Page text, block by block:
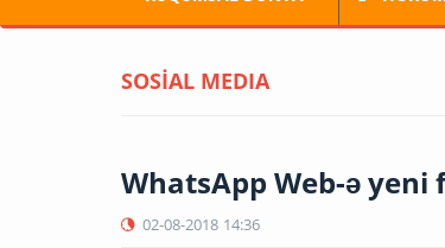
SOSİAL MEDIA
WhatsApp Web-ə yeni
02-08-2018 14:36